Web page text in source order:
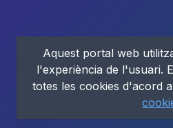
Aquest portal web
l'experiència de l'usuari.
totes les cookies d'acord